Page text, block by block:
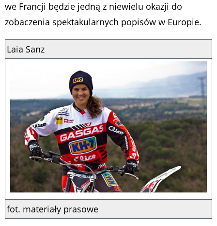
we Francji będzie jedną z niewielu okazji do
zobaczenia spektakularnych popisów w Europie.
Laia Sanz
fot. materiały prasowe